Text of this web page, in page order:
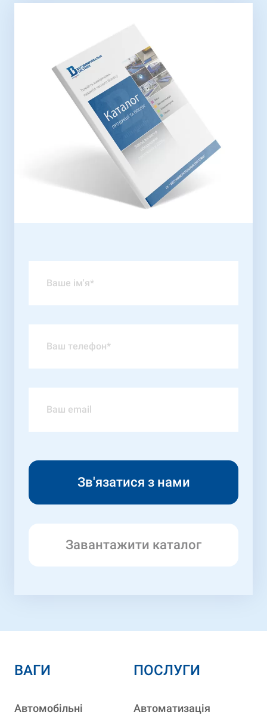
Завантажити каталог
ВАГИ
Автомобільні
ПОСЛУГИ
Автоматизація